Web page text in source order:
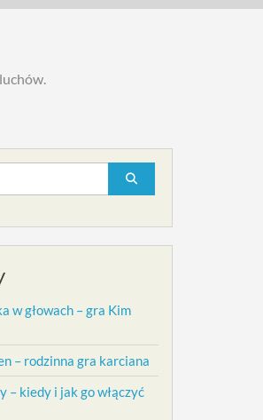
w głowach – gra Kim
– rodzinna gra karciana
– kiedy i jak go włączyć